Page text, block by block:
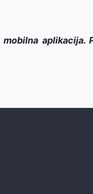
aplikacija.